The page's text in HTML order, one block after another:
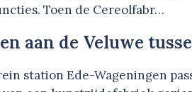
Toen de Cereolfabr…
aan de Veluwe
station Ede-Wageningen